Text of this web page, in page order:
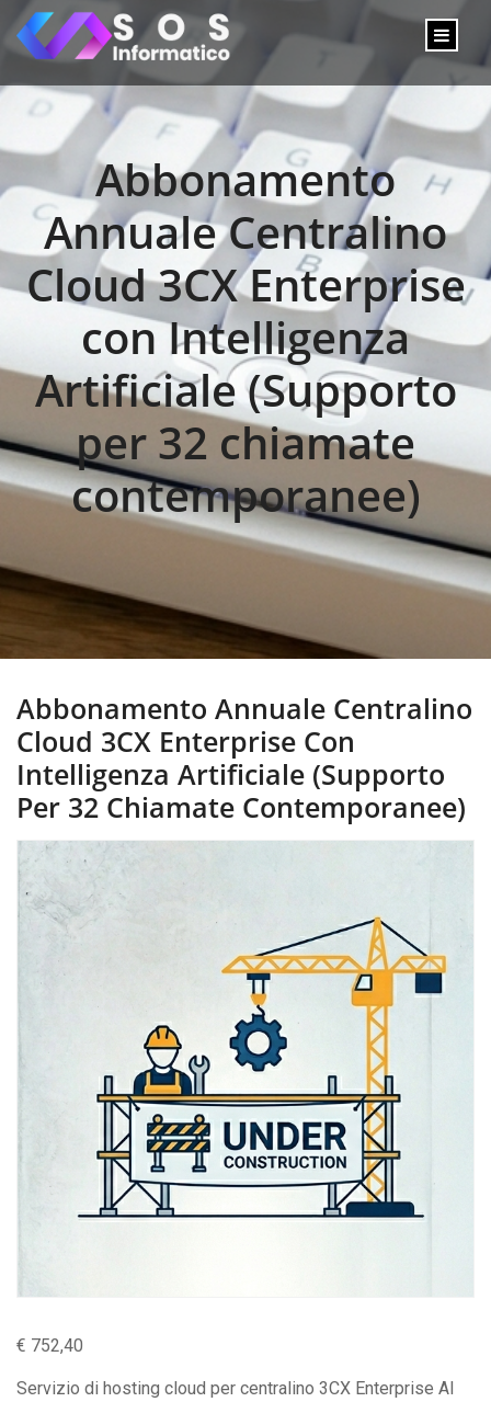
Abbonamento
Annuale Centralino
Cloud 3CX Enterprise
con Intelligenza
Artificiale (Supporto
per 32 chiamate
contemporanee)
Abbonamento Annuale Centralino
Cloud 3CX Enterprise Con
Intelligenza Artificiale (Supporto
Per 32 Chiamate Contemporanee)
€ 752,40
Servizio di hosting cloud per centralino 3CX Enterprise AI